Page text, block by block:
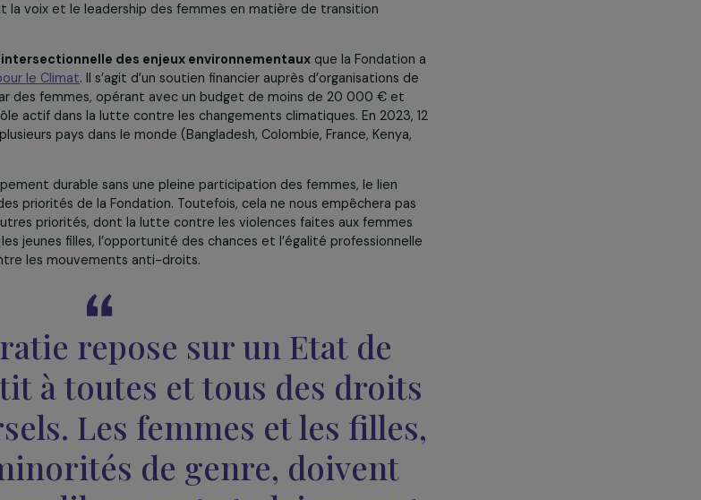
de l’environnement et du climat. Depuis sa création lors de la COP21 en
été soutenus dans 29 pays, offrant ainsi un appui à des dizaines de milliers
: il s’agit d’initiatives en faveur de modes de production plus
totalement portées par des femmes.
faisant le point sur ce programme et comportant une étude réalisée par
et droits des femmes, Carine Pionetti. Ce travail est basé sur une
en lumière les différents facteurs de réussite des projets visant à soutenir
féministe et recommandent aux bailleurs de fonds de s’investir sur ces
d’un narratif en faveur de l’égalité et la prise en compte du genre que sur
la voix et le leadership des femmes en matière de transition
intersectionnelle des enjeux environnementaux
par des femmes, opérant avec un budget de moins de 20 000 € et
un rôle actif dans la lutte contre les changements climatiques. En 2023, 12
dans plusieurs pays dans le monde (Bangladesh, Colombie, France, Kenya,
durable sans une pleine participation des femmes, le lien
une des priorités de la Fondation. Toutefois, cela ne nous empêchera pas
d’autres priorités, dont la lutte contre les violences faites aux femmes